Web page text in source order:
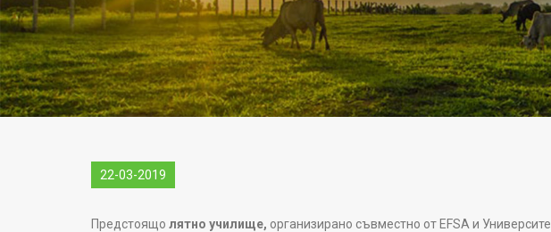
22-03-2019
Предстоящо лятно училище, организирано съвместно от EFSA и